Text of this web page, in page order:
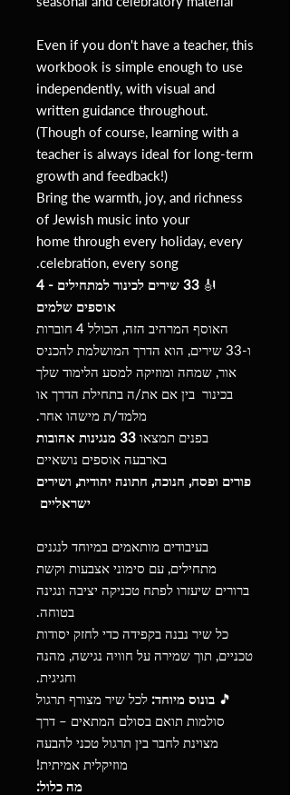
Even if you don't have a teacher, this
workbook is simple enough to use
independently, with visual and
written guidance throughout.
(Though of course, learning with a
teacher is always ideal for long-term
growth and feedback!)
Bring the warmth, joy, and richness
of Jewish music into your
home through every holiday, every
celebration, every song.
🎻
33 שירים לכינור למתחילים - 4
אוספים שלמים
האוסף המרהיב הזה, הכולל 4 חוברות
ו-33 שירים, הוא הדרך המושלמת להכניס
אור, שמחה ומוזיקה למסע הלימוד שלך
בכינור בין אם את/ה בתחילת הדרך או
מלמד/ת מישהו אחר.
בפנים תמצאו 33 מנגינות אהובות
בארבעה אוספים נושאיים
פורים ופסח, חנוכה, חתונה יהודית, ושירים
ישראליים
בעיבודים מותאמים במיוחד לנגנים
מתחילים, עם סימוני אצבעות וקשת
ברורים שיעזרו לפתח טכניקה יציבה ונגינה
בטוחה.
כל שיר נבנה בקפידה כדי לחזק יסודות
טכניים, תוך שמירה על חוויה נגישה, מהנה
וחגיגית.
🎵 בונוס מיוחד: לכל שיר מצורף תרגול
סולמות תואם בסולם המתאים – דרך
מצוינת לחבר בין תרגול טכני להבעה
מוזיקלית אמיתית!
מה כלול: